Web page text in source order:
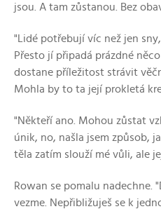
jsou. A tam zůstanou. Bez
"Lidé potřebují víc než jen
Přesto jí připadá prázdné
dostane příležitost strávit
Mohla by to ta její prokletá
"Někteří ano. Mohou zůstat
únik, no, našla jsem způsob,
těla zatím slouží mé vůli, ale
Rowan se pomalu nadechne.
vezme. Nepřibližuješ se k